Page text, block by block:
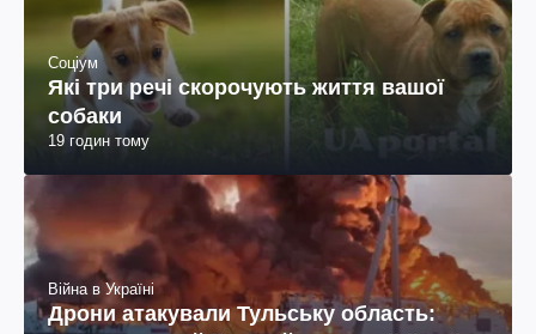
Соціум
Які три речі скорочують життя вашої
собаки
19 годин тому
Війна в Україні
Дрони атакували Тульську область: